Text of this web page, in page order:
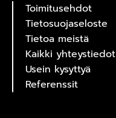
Toimitusehdot
Tietosuojaseloste
Tietoa meistä
Kaikki yhteystiedot
Usein kysyttyä
Referenssit